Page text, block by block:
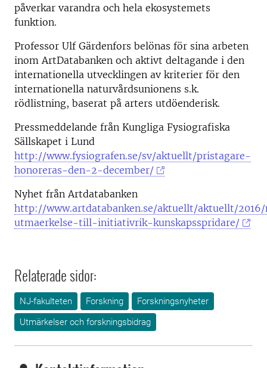
påverkar varandra och hela ekosystemets
funktion.
Professor Ulf Gärdenfors belönas för sina arbeten
inom ArtDatabanken och aktivt deltagande i den
internationella utvecklingen av kriterier för den
internationella naturvårdsunionens s.k.
rödlistning, baserat på arters utdöenderisk.
Pressmeddelande från Kungliga Fysiografiska
Sällskapet i Lund
http://www.fysiografen.se/sv/aktuellt/pristagare-
honoreras-den-2-december/
Nyhet från Artdatabanken
http://www.artdatabanken.se/aktuellt/aktuellt/
utmaerkelse-till-initiativrik-kunskapsspridare/
Relaterade sidor:
NJ-fakulteten Forskning
Forskningsnyheter
Utmärkelser och forskningsbidrag